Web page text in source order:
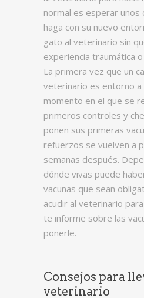
normal es esperar unos
haga con su nuevo
gato al veterinario sin
experiencia traumática
La primera vez que un
veterinario es entorno a
momento en el que se
primeros controles y
ponen sus primeras
refuerzos se vuelven a
semanas después.
dónde vivas puede
vacunas que sean
acudir al veterinario
te informe sobre las
ponerle.
Consejos para
veterinario